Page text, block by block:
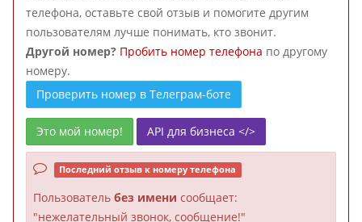
телефона, оставьте свой отзыв и помогите другим
пользователям лучше понимать, кто звонит.
Другой номер? Пробить номер телефона по другому
номеру.
Проверить номер в Телеграм-боте
Это мой номер! API для бизнеса </>
Последний отзыв к номеру телефона
Пользователь без имени сообщает:
"нежелательный звонок, сообщение!"